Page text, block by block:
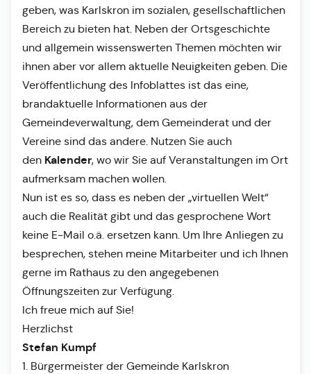
geben, was Karlskron im sozialen, gesellschaftlichen
Bereich zu bieten hat. Neben der Ortsgeschichte
und allgemein wissenswerten Themen möchten wir
ihnen aber vor allem aktuelle Neuigkeiten geben. Die
Veröffentlichung des Infoblattes ist das eine,
brandaktuelle Informationen aus der
Gemeindeverwaltung, dem Gemeinderat und der
Vereine sind das andere. Nutzen Sie auch
den Kalender, wo wir Sie auf Veranstaltungen im Ort
aufmerksam machen wollen.
Nun ist es so, dass es neben der „virtuellen Welt“
auch die Realität gibt und das gesprochene Wort
keine E-Mail o.ä. ersetzen kann. Um Ihre Anliegen zu
besprechen, stehen meine Mitarbeiter und ich Ihnen
gerne im Rathaus zu den angegebenen
Öffnungszeiten zur Verfügung.
Ich freue mich auf Sie!
Herzlichst
Stefan Kumpf
1. Bürgermeister der Gemeinde Karlskron